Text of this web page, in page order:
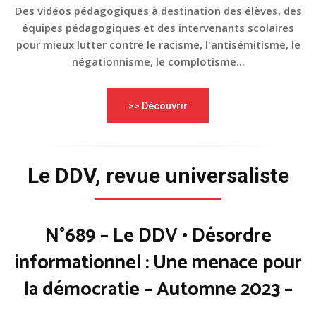
Des vidéos pédagogiques à destination des élèves, des
équipes pédagogiques et des intervenants scolaires
pour mieux lutter contre le racisme, l'antisémitisme, le
négationnisme, le complotisme...
>> Découvrir
Le DDV, revue universaliste
N°689 – Le DDV • Désordre
informationnel : Une menace pour
la démocratie – Automne 2023 –